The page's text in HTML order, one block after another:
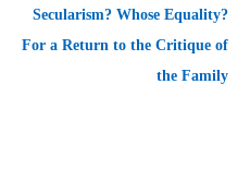
Secularism? Whose Equality?
For a Return to the Critique of
the Family